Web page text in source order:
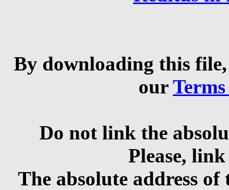
By downloading this
our
Do not link the
Please,
The absolute address